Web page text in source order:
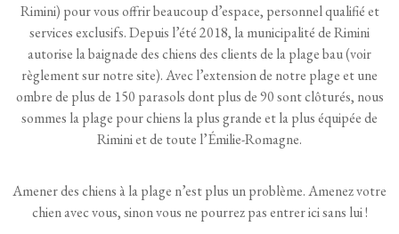
Rimini) pour vous offrir beaucoup d’espace, personnel qualifié et
services exclusifs. Depuis l’été 2018, la municipalité de Rimini
autorise la baignade des chiens des clients de la plage bau (voir
règlement sur notre site). Avec l’extension de notre plage et une
ombre de plus de 150 parasols dont plus de 90 sont clôturés, nous
sommes la plage pour chiens la plus grande et la plus équipée de
Rimini et de toute l’Émilie-Romagne.
Amener des chiens à la plage n’est plus un problème. Amenez votre
chien avec vous, sinon vous ne pourrez pas entrer ici sans lui !